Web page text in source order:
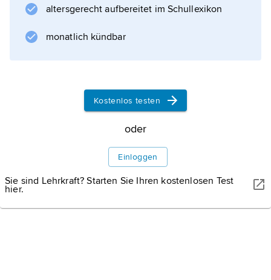
altersgerecht aufbereitet im Schullexikon
monatlich kündbar
Kostenlos testen
oder
Einloggen
Sie sind Lehrkraft? Starten Sie Ihren kostenlosen Test
hier.